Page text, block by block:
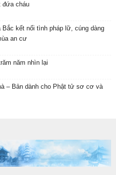
đứa cháu
kết nối tình pháp lữ, cúng dàng
an cư
năm nhìn lại
– Bản dành cho Phật tử sơ cơ và